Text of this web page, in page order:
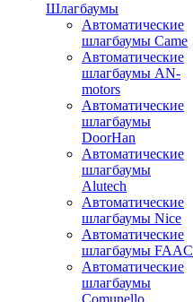
Шлагбаумы
Автоматические
шлагбаумы Came
Автоматические
шлагбаумы AN-
motors
Автоматические
шлагбаумы
DoorHan
Автоматические
шлагбаумы
Alutech
Автоматические
шлагбаумы Nice
Автоматические
шлагбаумы FAAC
Автоматические
шлагбаумы
Comunello